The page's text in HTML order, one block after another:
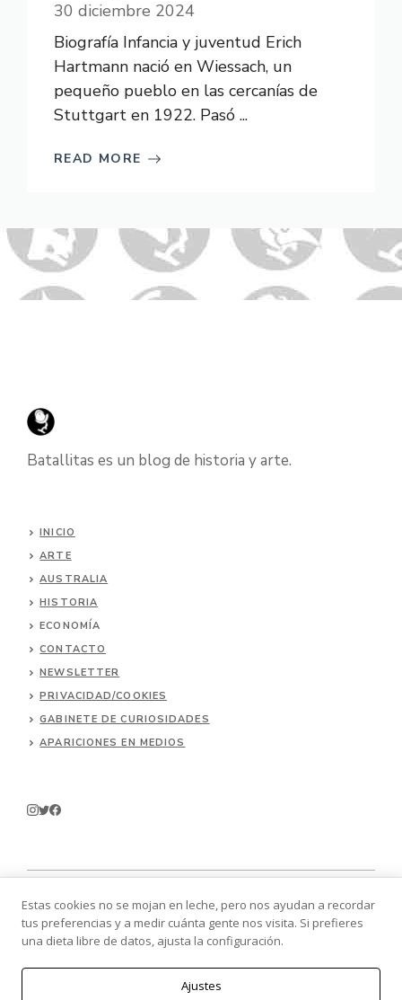
30 diciembre 2024
Biografía Infancia y juventud Erich
Hartmann nació en Wiessach, un
pequeño pueblo en las cercanías de
Stuttgart en 1922. Pasó ...
READ MORE
Batallitas es un blog de historia y arte.
INICIO
ARTE
AUSTRALIA
HISTORIA
ECONOMÍA
CONTACTO
NEWSLETTER
PRIVACIDAD/COOKIES
GABINETE DE CURIOSIDADES
APARICIONES EN MEDIOS
© 2026 Batallitas.
Estas cookies no se mojan en leche, pero nos ayudan a recordar
tus preferencias y a medir cuánta gente nos visita. Si prefieres
una dieta libre de datos, ajusta la configuración.
Ajustes